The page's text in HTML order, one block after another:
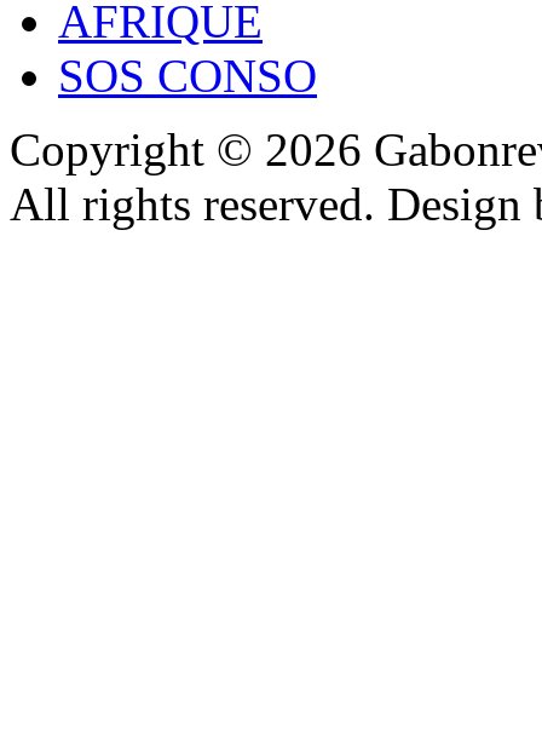
AFRIQUE
SOS CONSO
Copyright © 2026
All rights reserved.